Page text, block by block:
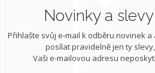
Novinky a
Přihlašte svůj e-mail k odběru novinek
posílat pravidelně jen ty
Vaši e-mailovou adresu